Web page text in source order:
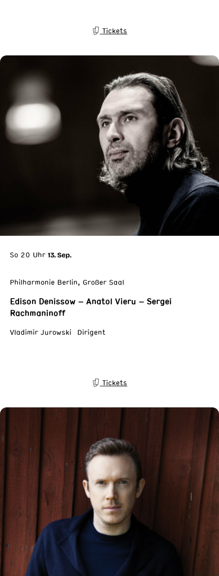
Tickets
So 20 Uhr 13. Sep.
Philharmonie Berlin, Großer Saal
Edison Denissow – Anatol Vieru – Sergei
Rachmaninoff
Vladimir Jurowski Dirigent
Tickets